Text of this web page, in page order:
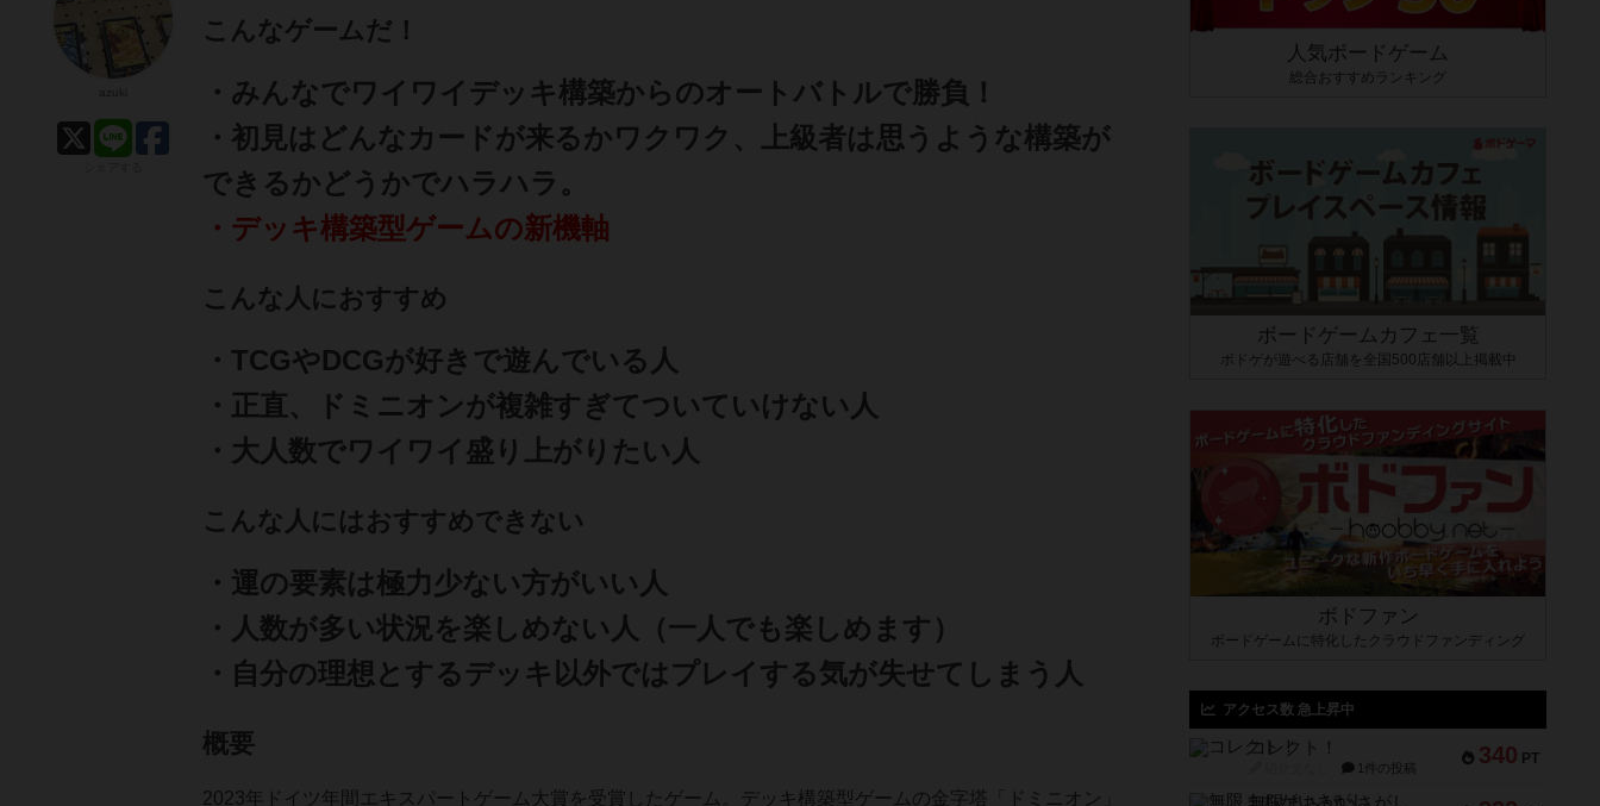
こんなゲームだ！
・みんなでワイワイデッキ構築からのオートバトルで勝負！
・初見はどんなカードが来るかワクワク、上級者は思うような構築が
できるかどうかでハラハラ。
・デッキ構築型ゲームの新機軸
こんな人におすすめ
・TCGやDCGが好きで遊んでいる人
・正直、ドミニオンが複雑すぎてついていけない人
・大人数でワイワイ盛り上がりたい人
こんな人にはおすすめできない
・運の要素は極力少ない方がいい人
・人数が多い状況を楽しめない人（一人でも楽しめます）
・自分の理想とするデッキ以外ではプレイする気が失せてしまう人
概要
2023年ドイツ年間エキスパートゲーム大賞を受賞したゲーム。デッキ構築型ゲームの金字塔「ドミニオン」
人気ボードゲーム
総合おすすめランキング
ボードゲームカフェ一覧
ボドゲが遊べる店舗を全国500店舗以上掲載中
ボドファン
ボードゲームに特化したクラウドファンディング
アクセス数 急上昇中
340 PT
コレクト！
1件の投稿